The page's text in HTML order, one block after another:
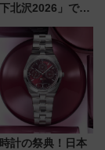
北沢2026」でイ
計の祭典！日本